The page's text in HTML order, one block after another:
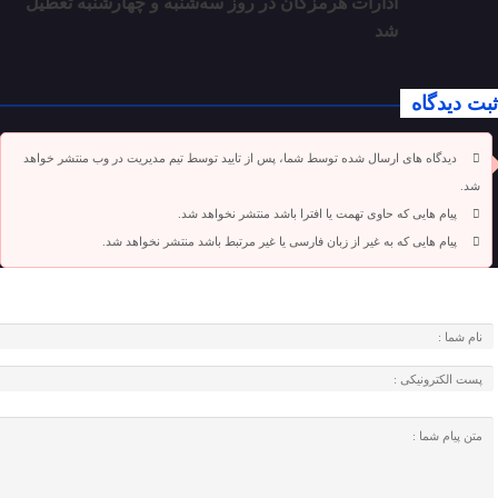
شد
ثبت دیدگاه
دیدگاه های ارسال شده توسط شما، پس از تایید توسط تیم مدیریت در وب منتشر خواهد
شد.
پیام هایی که حاوی تهمت یا افترا باشد منتشر نخواهد شد.
پیام هایی که به غیر از زبان فارسی یا غیر مرتبط باشد منتشر نخواهد شد.